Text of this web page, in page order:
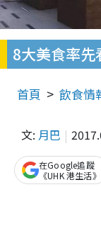
8大美食率
首頁 飲食情
文: 月巴
在Google追蹤
《UHK 港生活》